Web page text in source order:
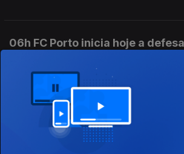
06h FC Porto inicia hoje a
09 ago. 2026
05h Em resolução uma das
ativas em Carrazeda de Ansiães